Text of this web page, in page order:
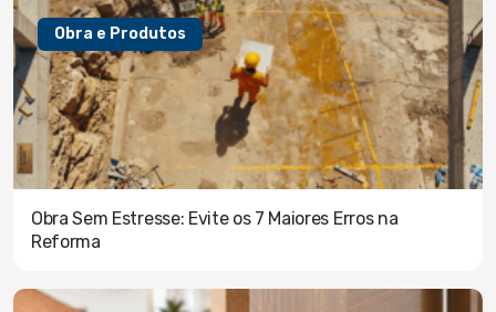
Obra e Produtos
Obra Sem Estresse: Evite os 7 Maiores Erros na
Reforma